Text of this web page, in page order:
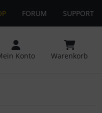
FORUM SUPPORT
Konto Warenkorb